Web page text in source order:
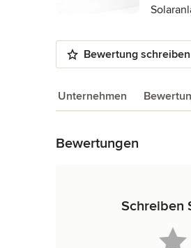
Bewertung schreiben
Unternehmen
Bewertungen
Schreiben